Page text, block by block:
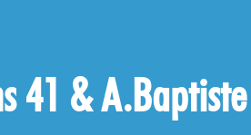
41 & A.Baptiste